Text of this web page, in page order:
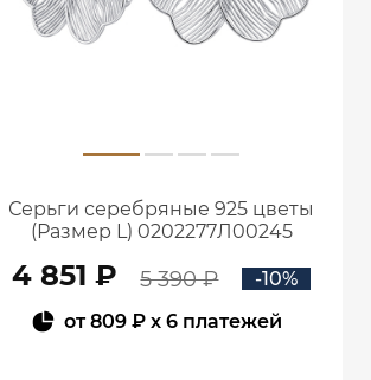
Серьги серебряные 925 цветы
(Размер L) 0202277Л00245
4 851 ₽ 5 390 ₽
-10%
от809 ₽x 6 платежей